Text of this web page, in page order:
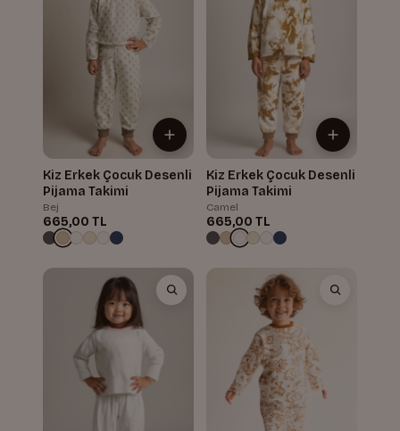
Kiz Erkek Çocuk Desenli
Pijama Takimi
Bej
665,00 TL
Kiz Erkek Çocuk Desenli
Pijama Takimi
Camel
665,00 TL